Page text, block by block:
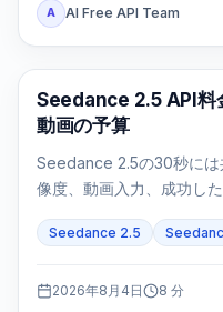
A AI Free API Team
AI動画生成
Seedance 2.5 API料
動画の予算
Seedance 2.5の30秒には
像度、動画入力、成功し
Seedance 2.5
2026年8月4日 8 分